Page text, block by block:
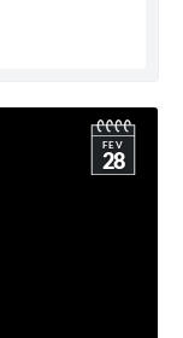
FEV
28